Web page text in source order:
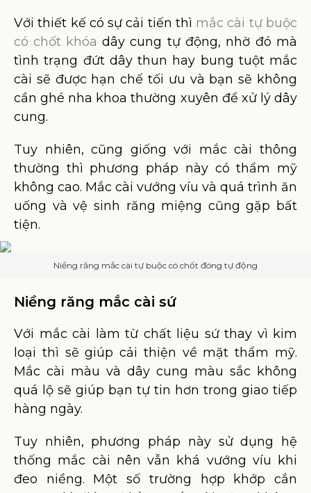
Với thiết kế có sự cải tiến thì mắc cài tự buộc
có chốt khóa dây cung tự động, nhờ đó mà
tình trạng đứt dây thun hay bung tuột mắc
cài sẽ được hạn chế tối ưu và bạn sẽ không
cần ghé nha khoa thường xuyên để xử lý dây
cung.
Tuy nhiên, cũng giống với mắc cài thông
thường thì phương pháp này có thẩm mỹ
không cao. Mắc cài vướng víu và quá trình ăn
uống và vệ sinh răng miệng cũng gặp bất
tiện.
Niềng răng mắc cài tự buộc có chốt đóng tự động
Niềng răng mắc cài sứ
Với mắc cài làm từ chất liệu sứ thay vì kim
loại thì sẽ giúp cải thiện về mặt thẩm mỹ.
Mắc cài màu và dây cung màu sắc không
quá lộ sẽ giúp bạn tự tin hơn trong giao tiếp
hàng ngày.
Tuy nhiên, phương pháp này sử dụng hệ
thống mắc cài nên vẫn khá vướng víu khi
đeo niềng. Một số trường hợp khớp cắn